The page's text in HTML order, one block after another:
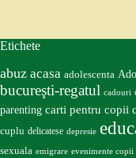
Etichete
abuz acasa adolescenta
bucureşti-regatul cadouri
parenting carti pentru copii
cuplu delicatese depresie
sexuala emigrare evenimente copii